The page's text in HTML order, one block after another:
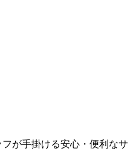
が手掛ける安心・便利なサ